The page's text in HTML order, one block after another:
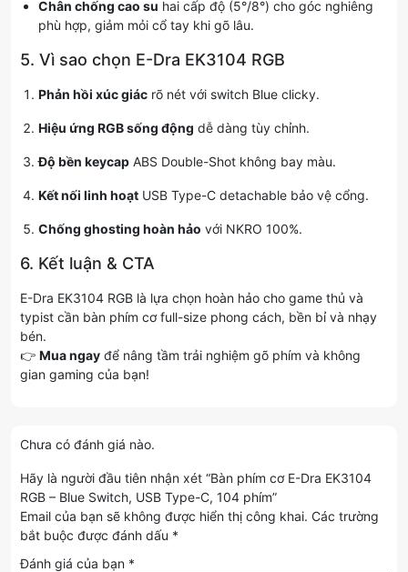
Chân chống cao su hai cấp độ (5°/8°) cho góc nghiêng
phù hợp, giảm mỏi cổ tay khi gõ lâu.
5. Vì sao chọn E-Dra EK3104 RGB
Phản hồi xúc giác rõ nét với switch Blue clicky.
Hiệu ứng RGB sống động dễ dàng tùy chỉnh.
Độ bền keycap ABS Double-Shot không bay màu.
Kết nối linh hoạt USB Type-C detachable bảo vệ cổng.
Chống ghosting hoàn hảo với NKRO 100%.
6. Kết luận & CTA
E-Dra EK3104 RGB là lựa chọn hoàn hảo cho game thủ và
typist cần bàn phím cơ full-size phong cách, bền bỉ và nhạy
bén.
👉 Mua ngay để nâng tầm trải nghiệm gõ phím và không
gian gaming của bạn!
Chưa có đánh giá nào.
Hãy là người đầu tiên nhận xét “Bàn phím cơ E-Dra EK3104
RGB – Blue Switch, USB Type-C, 104 phím”
Email của bạn sẽ không được hiển thị công khai. Các trường
bắt buộc được đánh dấu *
Đánh giá của bạn *